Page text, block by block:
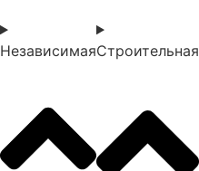
НезависимаяСтроительная